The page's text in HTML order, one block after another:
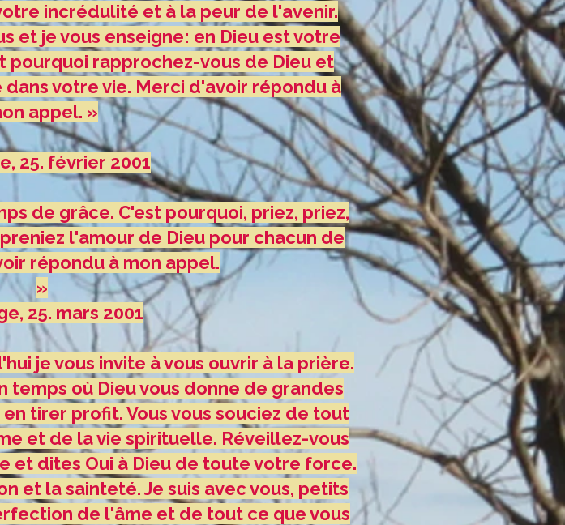
incrédulité et à la peur de l'avenir.
et je vous enseigne: en Dieu est votre
pourquoi rapprochez-vous de Dieu et
votre vie. Merci d'avoir répondu à
appel. »
25. février 2001
de grâce. C'est pourquoi, priez, priez,
l'amour de Dieu pour chacun de
répondu à mon appel.
»
25. mars 2001
je vous invite à vous ouvrir à la prière.
temps où Dieu vous donne de grandes
en tirer profit. Vous vous souciez de tout
et de la vie spirituelle. Réveillez-vous
et dites Oui à Dieu de toute votre force.
et la sainteté. Je suis avec vous, petits
de l'âme et de tout ce que vous